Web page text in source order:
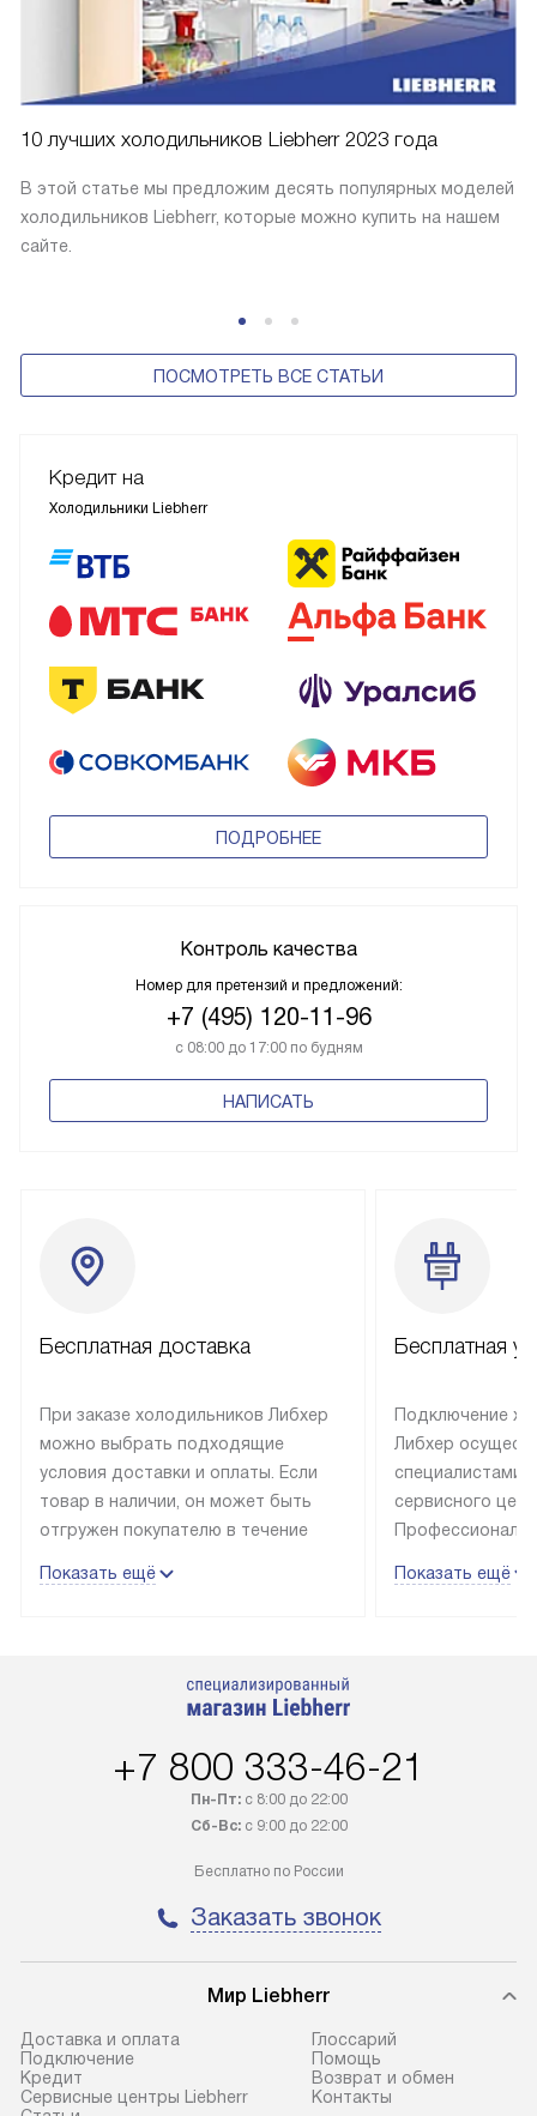
10 лучших холодильников Liebherr 2023 года
В этой статье мы предложим десять популярных моделей
холодильников Liebherr, которые можно купить на нашем
сайте.
ПОСМОТРЕТЬ ВСЕ СТАТЬИ
Кредит на
Холодильники Liebherr
ПОДРОБНЕЕ
Контроль качества
Номер для претензий и предложений:
+7 (495) 120-11-96
с 08:00 до 17:00 по будням
НАПИСАТЬ
Бесплатная доставка
При заказе холодильников Либхер
можно выбрать подходящие
условия доставки и оплаты. Если
товар в наличии, он может быть
отгружен покупателю в течение
лейблом доставляется бесплатно
Показать ещё
Бесплатная
Подключение
Либхер
специалистами
сервисного
эксплуатации
Показать ещё
+7 800 333-46-21
Пн-Пт:с 8:00 до 22:00
Сб-Вс:с 9:00 до 22:00
Бесплатно по России
Заказать звонок
Мир Liebherr
Доставка и оплата
Подключение
Кредит
Сервисные центры Liebherr
Глоссарий
Помощь
Возврат и обмен
Контакты